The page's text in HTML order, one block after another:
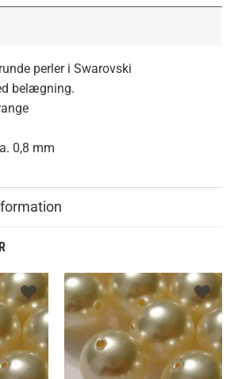
perler i Swarovski
belægning.
0,8 mm